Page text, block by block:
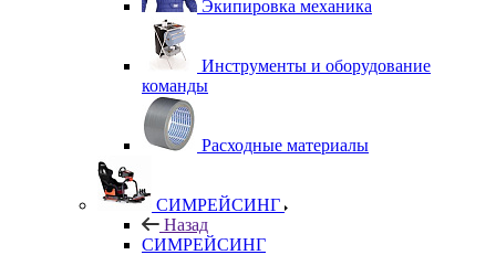
Экипировка механика
Инструменты и оборудование
команды
Расходные материалы
СИМРЕЙСИНГ
Назад
СИМРЕЙСИНГ